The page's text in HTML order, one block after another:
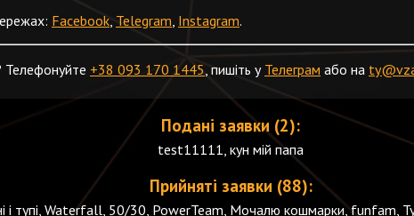
Facebook Telegram Instagram.
+38 093 170 1445 , пишіть у Телеграм або на
Подані заявки (2):
test11111, кун мій папа
Прийняті заявки (88):
і тупі, Waterfall, 50/30, PowerTeam, Мочалю кошмарки,